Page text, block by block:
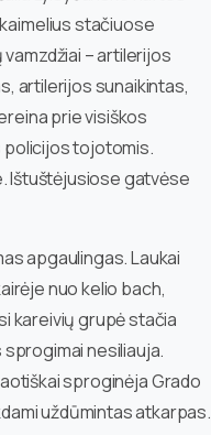
stačiuose
– artilerijos
artilerijos sunaikintas,
prie visiškos
policijos tojotomis.
Ištuštėjusiose gatvėse
apgaulingas. Laukai
nuo kelio bach,
kareivių grupė stačia
nesiliauja.
sproginėja Grado
uždūmintas atkarpas.